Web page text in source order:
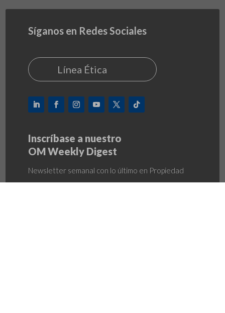
Síganos en Redes Sociales
Línea Ética
Inscríbase a nuestro
OM Weekly Digest
Newsletter semanal con lo último en Propiedad
Intelectual, Competencia y más